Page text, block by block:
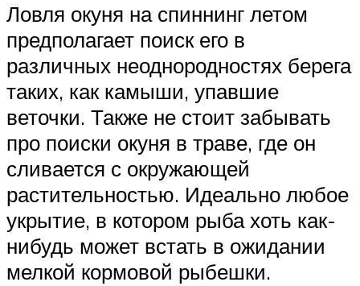
Ловля окуня на спиннинг летом
предполагает поиск его в
различных неоднородностях берега
таких, как камыши, упавшие
веточки. Также не стоит забывать
про поиски окуня в траве, где он
сливается с окружающей
растительностью. Идеально любое
укрытие, в котором рыба хоть как-
нибудь может встать в ожидании
мелкой кормовой рыбешки.